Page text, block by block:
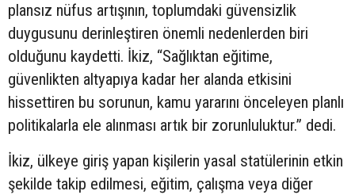
plansız nüfus artışının, toplumdaki güvensizlik
duygusunu derinleştiren önemli nedenlerden biri
olduğunu kaydetti. İkiz, “Sağlıktan eğitime,
güvenlikten altyapıya kadar her alanda etkisini
hissettiren bu sorunun, kamu yararını önceleyen planlı
politikalarla ele alınması artık bir zorunluluktur.” dedi.
İkiz, ülkeye giriş yapan kişilerin yasal statülerinin etkin
şekilde takip edilmesi, eğitim, çalışma veya diğer